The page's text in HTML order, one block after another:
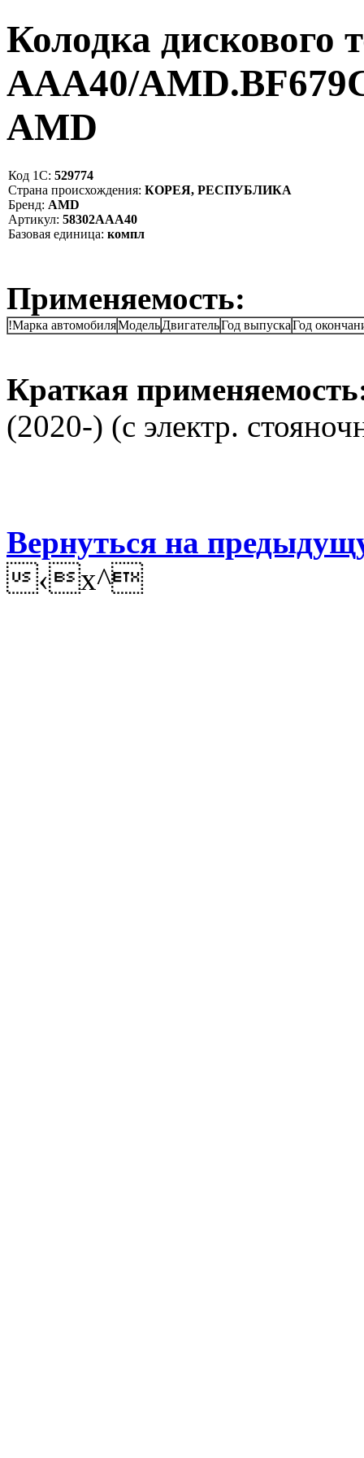
Колодка дискового
AAA40/
AMD
Код 1С: 529774
Страна происхождения: КОРЕЯ, РЕСПУБЛИКА
Бренд: AMD
Артикул: 58302AAA40
Базовая единица: компл
Применяемость:
!Марка автомобиляМодельДвигательГод выпускаГод
Краткая
(2020-) (с электр.
Вернуться на
‹x^